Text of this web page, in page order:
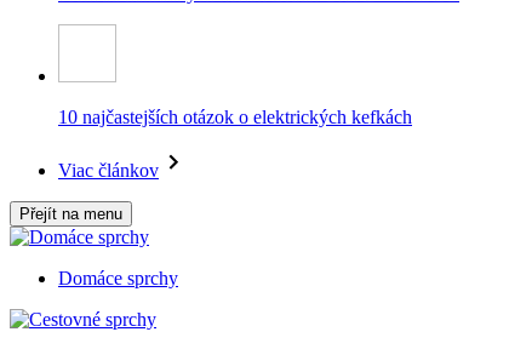
10 najčastejších otázok o elektrických kefkách
Viac článkov
Přejít na menu
Domáce sprchy